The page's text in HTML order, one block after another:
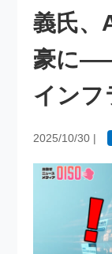
義氏、
豪に
インフ
2025/10/30 |